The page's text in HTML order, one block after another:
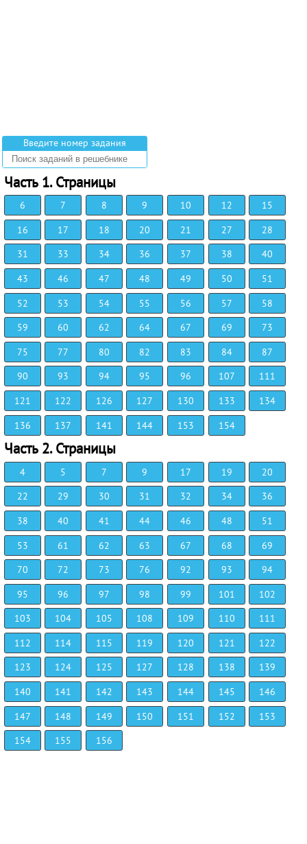
Введите номер задания
Часть 1. Страницы
6 7 8 9 10 12
15
16
17 18 20 21 27
28
31
33 34 36 37 38
40
43
46 47 48 49 50
51
52
53 54 55 56 57
58
59
60 62 64 67 69
73
75
77 80 82 83 84
87
90
93 94 95 96 107
111
121
122 126 127 130 133
134
136
137 141 144 153 154
Часть 2. Страницы
4 5 7 9 17 19
20
22
29 30 31 32 34
36
38
40 41 44 46 48
51
53
61 62 63 67 68
69
70
72 73 76 92 93
94
95
96 97 98 99 101
102
103
104 105 108 109 110
111
112
114 115 119 120 121
122
123
124 125 127 128 138
139
140
141 142 143 144 145
146
147
148 149 150 151 152
153
154
155 156